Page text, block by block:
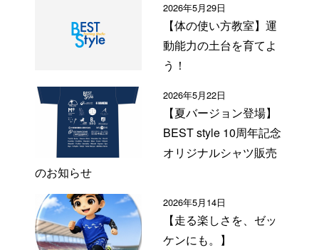
2026年5月29日
【体の使い方教室】運
動能力の土台を育てよ
う！
2026年5月22日
【夏バージョン登場】
BEST style 10周年記念
オリジナルシャツ販売
のお知らせ
2026年5月14日
【走る楽しさを、ゼッ
ケンにも。】